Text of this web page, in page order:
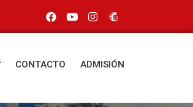
CONTACTO ADMISIÓN